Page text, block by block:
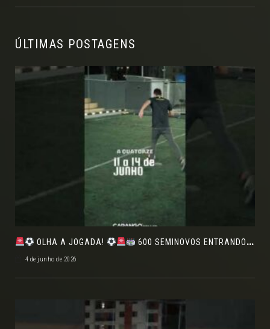
ÚLTIMAS POSTAGENS
OLHA A JOGADA! 600 SEMINOVOS ENTRANDO EM CAMPO NO FEIRÃO DE VERDADE!
4 de junho de 2026